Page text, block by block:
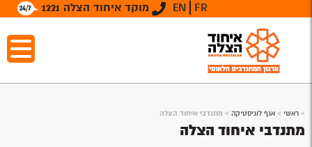
מוקד איחוד הצלה 1221 EN FR
> ראשי > אגף לוגיסטיקה > מתנדבי איחוד הצלה
מתנדבי איחוד הצלה